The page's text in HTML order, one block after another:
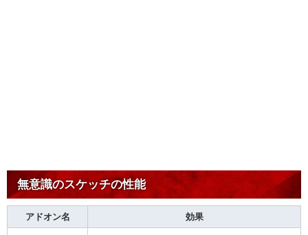
無意識のスケッチの性能
アドオン名 効果